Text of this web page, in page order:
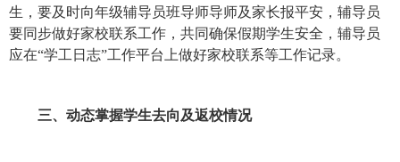
生，要及时向年级辅导员班导师导师及家长报平安，辅导员
要同步做好家校联系工作，共同确保假期学生安全，辅导员
应在“学工日志”工作平台上做好家校联系等工作记录。
三、动态掌握学生去向及返校情况